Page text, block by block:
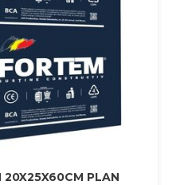
20X25X60CM PLAN